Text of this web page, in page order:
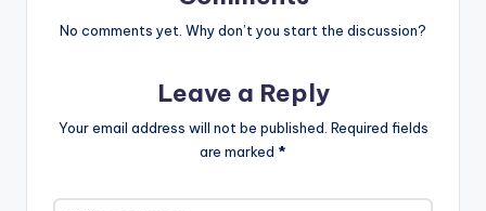
No comments yet. Why don’t you start the discussion?
Leave a Reply
Your email address will not be published. Required fields
are marked *